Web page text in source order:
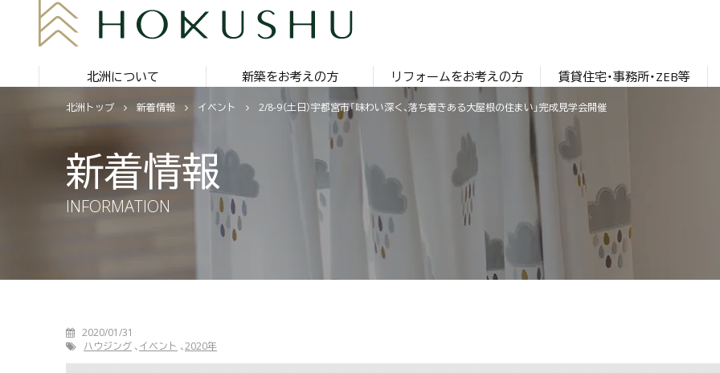
北洲について 新築をお考えの方 リフォームをお考えの方 賃貸住宅・事務所・ZEB等
北洲トップ 新着情報 イベント 2/8-9（土日）宇都宮市「味わい深く、落ち着きある大屋根の住まい」完成見学会開催
新着情報
INFORMATION
2020/01/31
ハウジング イベント 2020年